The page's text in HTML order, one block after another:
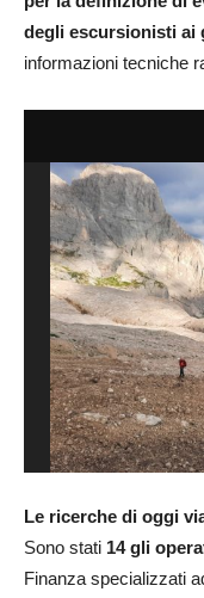
degli escursionisti ai
informazioni tecniche
Le ricerche di oggi
Sono stati 14 gli
Finanza specializzati